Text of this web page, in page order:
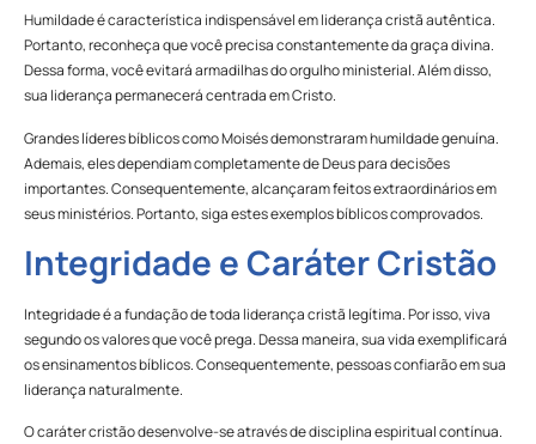
Humildade é característica indispensável em liderança cristã autêntica.
Portanto, reconheça que você precisa constantemente da graça divina.
Dessa forma, você evitará armadilhas do orgulho ministerial. Além disso,
sua liderança permanecerá centrada em Cristo.
Grandes líderes bíblicos como Moisés demonstraram humildade genuína.
Ademais, eles dependiam completamente de Deus para decisões
importantes. Consequentemente, alcançaram feitos extraordinários em
seus ministérios. Portanto, siga estes exemplos bíblicos comprovados.
Integridade e Caráter Cristão
Integridade é a fundação de toda liderança cristã legítima. Por isso, viva
segundo os valores que você prega. Dessa maneira, sua vida exemplificará
os ensinamentos bíblicos. Consequentemente, pessoas confiarão em sua
liderança naturalmente.
O caráter cristão desenvolve-se através de disciplina espiritual contínua.